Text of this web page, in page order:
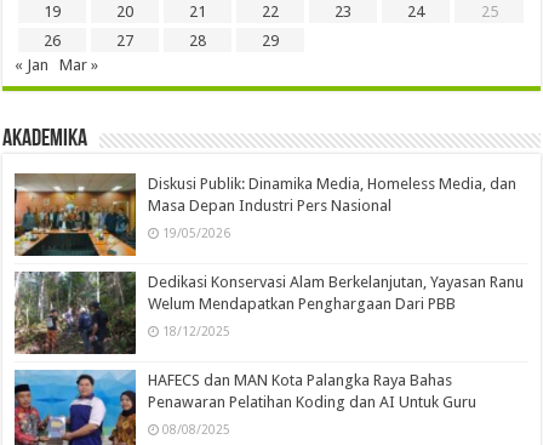
19
20 21 22 23 24
25
26
27 28
29
« Jan
Mar »
Akademika
Diskusi Publik: Dinamika Media, Homeless Media, dan
Masa Depan Industri Pers Nasional
19/05/2026
Dedikasi Konservasi Alam Berkelanjutan, Yayasan Ranu
Welum Mendapatkan Penghargaan Dari PBB
18/12/2025
HAFECS dan MAN Kota Palangka Raya Bahas
Penawaran Pelatihan Koding dan AI Untuk Guru
08/08/2025